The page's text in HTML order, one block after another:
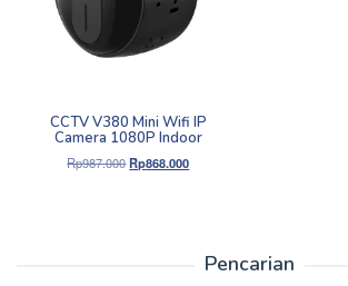
CCTV V380 Mini Wifi IP
Camera 1080P Indoor
Rp987.000Harga
Rp868.000Harga
Pencarian